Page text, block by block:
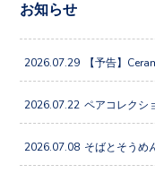
お知らせ
2026.07.29 【予告】
2026.07.22 ペアコレクシ
2026.07.08 そばとそうめ